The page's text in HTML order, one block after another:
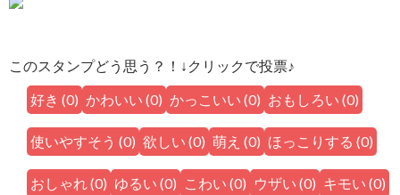
このスタンプどう思う？！↓クリックで投票♪
好き (0) かわいい (0) かっこいい (0) おもしろい (0)
使いやすそう (0) 欲しい (0) 萌え (0) ほっこりする (0)
おしゃれ(0) ゆるい (0) こわい (0) ウザい (0) キモい (0)